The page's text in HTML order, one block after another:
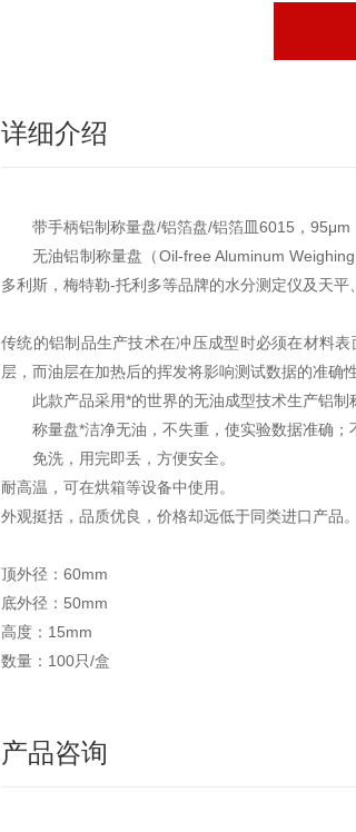
详细介绍
带手柄铝制称量盘/铝箔盘/铝箔皿6015，95μm
无油铝制称量盘（Oil-free Aluminum
多利斯，梅特勒-托利多等品牌的水分测定仪及天
传统的铝制品生产技术在冲压成型时必须在材料
层，而油层在加热后的挥发将影响测试数据的准确
此款产品采用*的世界的无油成型技术生产铝制
称量盘*洁净无油，不失重，使实验数据准确；
免洗，用完即丢，方便安全。
耐高温，可在烘箱等设备中使用。
外观挺括，品质优良，价格却远低于同类进口产品。
顶外径：60mm
底外径：50mm
高度：15mm
数量：100只/盒
产品咨询